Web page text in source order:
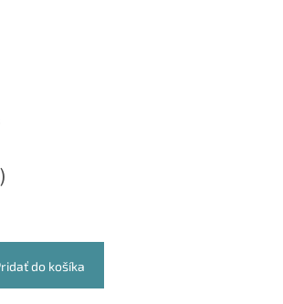
do košíka